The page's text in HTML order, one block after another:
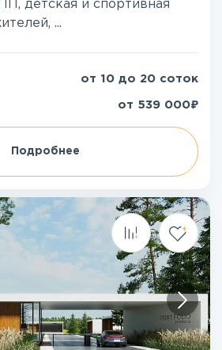
детская и спортивная
...
от 10 до 20 соток
от 539 000₽
Подробнее